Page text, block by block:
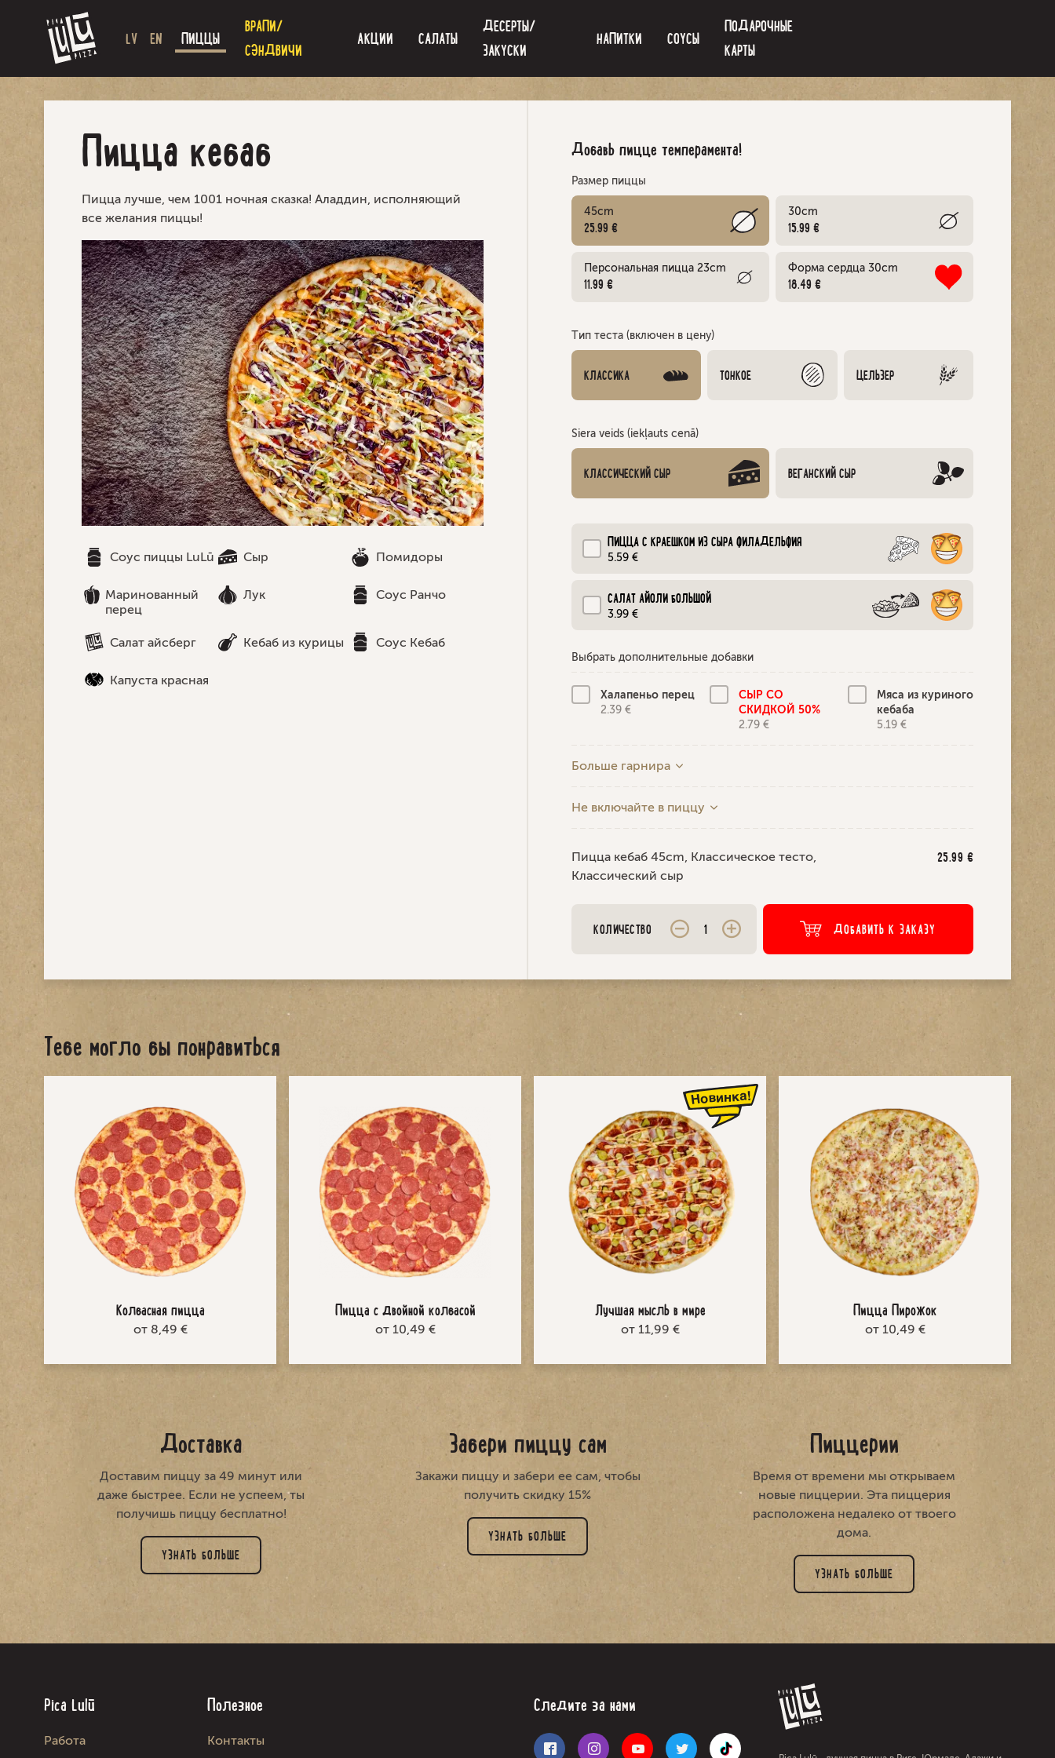
LV EN ПИЦЦЫ
ВРАПИ/
СЭНДВИЧИ
AКЦИИ САЛАТЫ
ДЕСЕРТЫ/
ЗАКУСКИ
НАПИТКИ СОУСЫ
ПОДАРОЧНЫЕ
КАРТЫ
Пицца кебаб
Пицца лучше, чем 1001 ночная сказка! Аладдин, исполняющий
все желания пиццы!
Соус пиццы LuLū Cыр Помидоры
Маринованный
перец
Лук Соус Ранчо
Салат айсберг Кебаб из курицы Соус Кебаб
Капуста красная
Добавь пицце темперамента!
Размер пиццы
45cm
25.99 €
30cm
15.99 €
Персональная пицца 23cm
11.99 €
Форма сердца 30cm
18.49 €
Тип теста (включен в цену)
КЛАССИКА ТОНКОЕ ЦЕЛЬЗЕР
Siera veids (iekļauts cenā)
КЛАССИЧЕСКИЙ СЫР ВЕГАНСКИЙ СЫР
ПИЦЦА С КРАЕШКОМ ИЗ СЫРА ФИЛАДЕЛЬФИЯ
5.59 €
CАЛАТ АЙОЛИ БОЛЬШОЙ
3.99 €
Выбрать дополнительные добавки
Халапеньо перец
2.39 €
СЫР СО
СКИДКОЙ 50%
2.79 €
Mяса из куриного
кебаба
5.19 €
Больше гарнира
Не включайте в пиццу
25.99 €
Пицца кебаб 45cm, Классическое тесто,
Классический сыр
КОЛИЧЕСТВО ДОБАВИТЬ К ЗАКАЗУ
Тебе могло бы понравиться
Колбасная пицца
от 8,49 €
Пицца с двойной колбасой
от 10,49 €
Лучшая мысль в мире
от 11,99 €
Пицца Пирожок
от 10,49 €
Доставка
Доставим пиццу за 49 минут или
даже быстрее. Если не успеем, ты
получишь пиццу бесплатно!
УЗНАТЬ БОЛЬШЕ
Забери пиццу сам
Закажи пиццу и забери ее сам, чтобы
получить скидку 15%
УЗНАТЬ БОЛЬШЕ
Пиццерии
Время от времени мы открываем
новые пиццерии. Эта пиццерия
расположена недалеко от твоего
дома.
УЗНАТЬ БОЛЬШЕ
Pica Lulū
Работа
Полезное
Kонтакты
Следите за нами